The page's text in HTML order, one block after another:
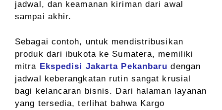
jadwal, dan keamanan kiriman dari awal
sampai akhir.
Sebagai contoh, untuk mendistribusikan
produk dari ibukota ke Sumatera, memiliki
mitra Ekspedisi Jakarta Pekanbaru dengan
jadwal keberangkatan rutin sangat krusial
bagi kelancaran bisnis. Dari halaman layanan
yang tersedia, terlihat bahwa Kargo